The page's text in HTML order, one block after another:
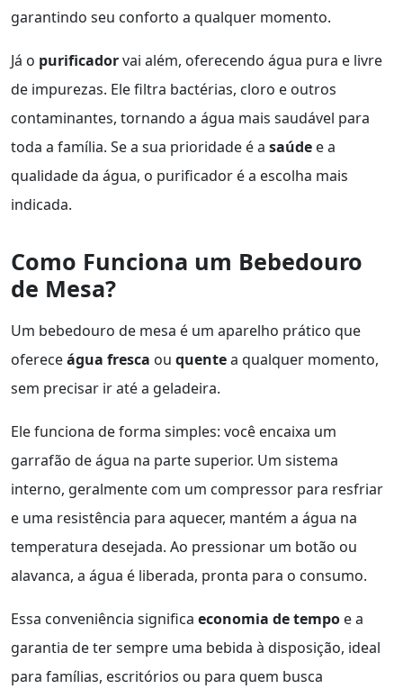
garantindo seu conforto a qualquer momento.
Já o purificadorvai além, oferecendo água pura e livre
de impurezas. Ele filtra bactérias, cloro e outros
contaminantes, tornando a água mais saudável para
toda a família. Se a sua prioridade é a saúde e a
qualidade da água, o purificador é a escolha mais
indicada.
Como Funciona um Bebedouro
de Mesa?
Um bebedouro de mesa é um aparelho prático que
ofereceágua fresca ou quentea qualquer momento,
sem precisar ir até a geladeira.
Ele funciona de forma simples: você encaixa um
garrafão de água na parte superior. Um sistema
interno, geralmente com um compressor para resfriar
e uma resistência para aquecer, mantém a água na
temperatura desejada. Ao pressionar um botão ou
alavanca, a água é liberada, pronta para o consumo.
Essa conveniência significa economia de tempo e a
garantia de ter sempre uma bebida à disposição, ideal
para famílias, escritórios ou para quem busca